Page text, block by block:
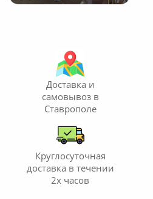
Доставка и
самовывоз в
Ставрополе
Круглосуточная
доставка в течении
2х часов